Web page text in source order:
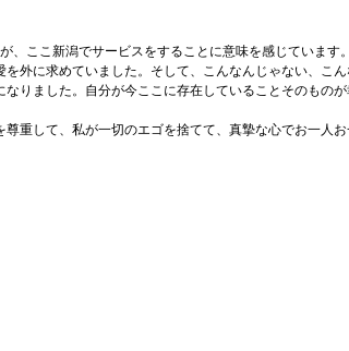
、ここ新潟でサービスをすることに意味を感じていま
外に求めていました。そして、こんなんじゃない、こ
ました。自分が今ここに存在していることそのもの
重して、私が一切のエゴを捨てて、真摯な心でお一人